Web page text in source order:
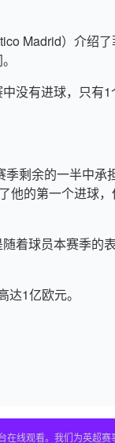
Madrid）介绍
没有进球，只有
剩余的一半中承
他的第一个进球
着球员本赛季的
1亿欧元。
观看。我们为英超